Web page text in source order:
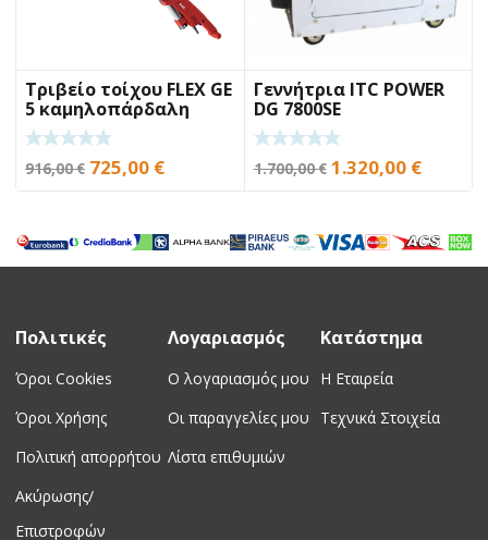
Τριβείο τοίχου FLEX GE
5 καμηλοπάρδαλη
916,00€ Original
916,00 €.
725,00 €Η
είναι:
725,00 €.
Γεννήτρια ITC POWER
DG 7800SE
1.700,00€ Original
1.700,00 €.
1.320,00 €Η
είναι:
Πολιτικές
Όροι Cookies
Όροι Χρήσης
Πολιτική απορρήτου
Ακύρωσης/
Επιστροφών
Λογαριασμός
Ο λογαριασμός μου
Οι παραγγελίες μου
Λίστα επιθυμιών
Κατάστημα
Η Εταιρεία
Τεχνικά Στοιχεία